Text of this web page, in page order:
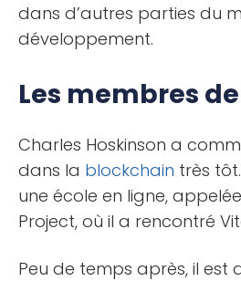
dans d’autres parties du
développement.
Les membres
Charles Hoskinson a
dans la blockchain très
une école en ligne, appelée
Project, où il a rencontré
Peu de temps après, il est